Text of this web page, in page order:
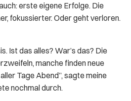
erste eigene Erfolge. Die
fokussierter. Oder geht verloren.
Ist das alles? War’s das? Die
manche finden neue
Tage Abend”, sagte meine
nochmal durch.